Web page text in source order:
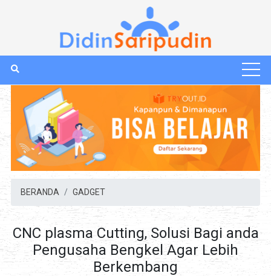
BERANDA GADGET
CNC plasma Cutting, Solusi Bagi anda
Pengusaha Bengkel Agar Lebih
Berkembang